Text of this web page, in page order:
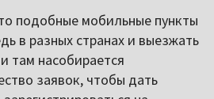
подобные мобильные пункты
в разных странах и выезжать
там насобирается
заявок, чтобы дать